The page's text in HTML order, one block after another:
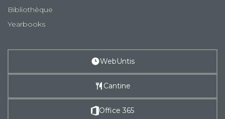
Bibliothèque
Yearbooks
WebUntis
Cantine
Office 365